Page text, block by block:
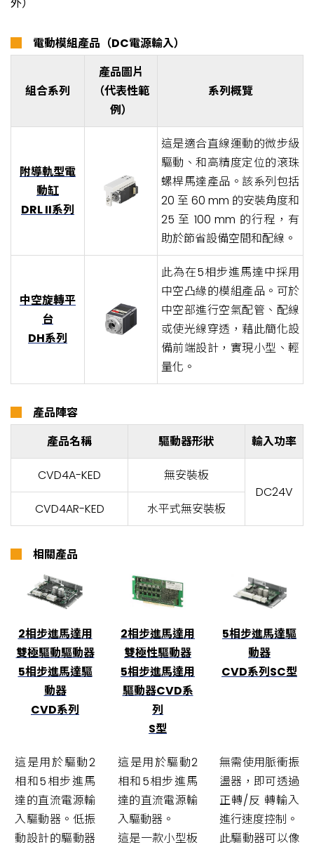
電動模組產品（DC電源輸入）
組合系列
產品圖片
（代表性範
例）
系列概覽
附導軌型電
動缸
DRL II系列
這是適合直線運動的微步級
驅動、和高精度定位的滾珠
螺桿馬達產品。該系列包括
20 至 60 mm 的安裝角度和
25 至 100 mm 的行程，有
助於節省設備空間和配線。
中空旋轉平
台
DH系列
此為在5相步進馬達中採用
中空凸緣的模組產品。可於
中空部進行空氣配管、配線
或使光線穿透，藉此簡化設
備前端設計，實現小型、輕
量化。
產品陣容
產品名稱
驅動器形狀 輸入功率
CVD4A-KED
無安裝板
DC24V
CVD4AR-KED
水平式無安裝板
相關產品
2相步進馬達用
雙極驅動驅動器
5相步進馬達驅
動器
CVD系列
2相步進馬達用
雙極性驅動器
5相步進馬達用
驅動器CVD系
列
S型
5相步進馬達驅
動器
CVD系列SC型
這是用於驅動2
相和5相步進馬
達的直流電源輸
入驅動器。低振
動設計的驅動器
這是用於驅動2
相和5相步進馬
達的直流電源輸
入驅動器。
這是一款小型板
無需使用脈衝振
盪器，即可透過
正轉/反 轉輸入
進行速度控制。
此驅動器可以像